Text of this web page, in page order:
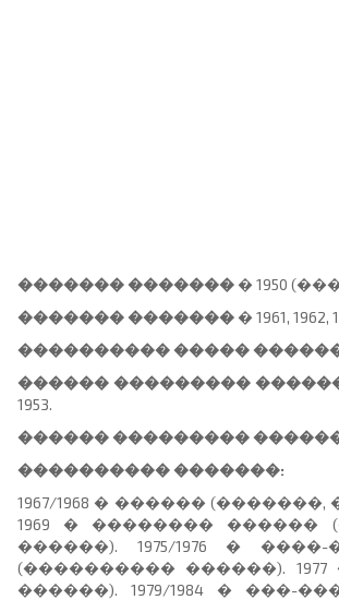
������� �������� 1950
������� �������� 1961, 1962,
���������� �����
������ ���������
1953.
������ ���������
���������� �������:
1967/1968 � ������
1969 � �������� ������
������). 1975/1976 �
(���������� ������). 1977
������). 1979/1984 � ���-